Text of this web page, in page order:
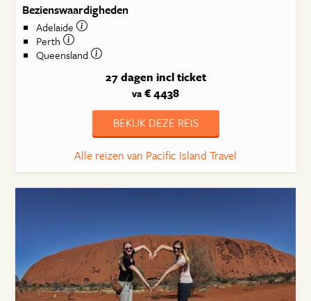
Bezienswaardigheden
Adelaide
Perth
Queensland
27 dagen incl ticket
va € 4438
BEKIJK DEZE REIS
Alle reizen van Pacific Island Travel